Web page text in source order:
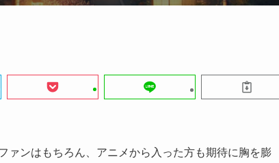
ァンはもちろん、アニメから入った方も期待に胸を膨